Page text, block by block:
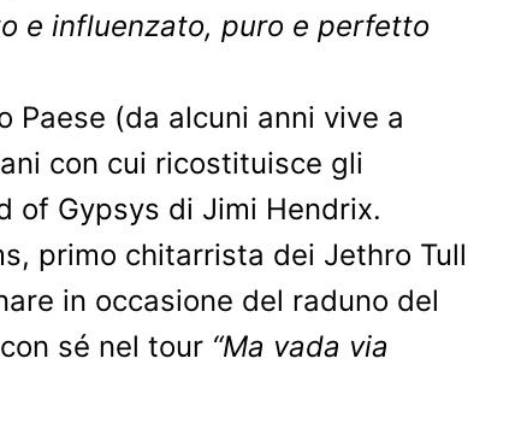
e influenzato, puro e perfetto
Paese (da alcuni anni vive a
con cui ricostituisce gli
of Gypsys di Jimi Hendrix.
primo chitarrista dei Jethro Tull
in occasione del raduno del
sé nel tour “Ma vada via